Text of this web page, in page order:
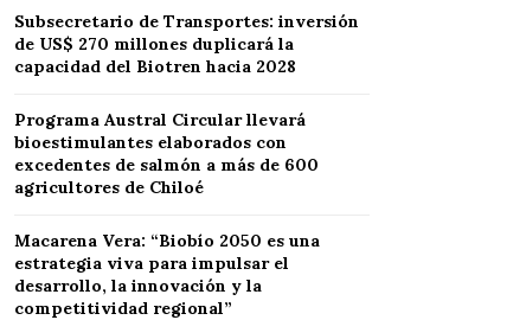
Subsecretario de Transportes: inversión
de US$ 270 millones duplicará la
capacidad del Biotren hacia 2028
Programa Austral Circular llevará
bioestimulantes elaborados con
excedentes de salmón a más de 600
agricultores de Chiloé
Macarena Vera: “Biobío 2050 es una
estrategia viva para impulsar el
desarrollo, la innovación y la
competitividad regional”